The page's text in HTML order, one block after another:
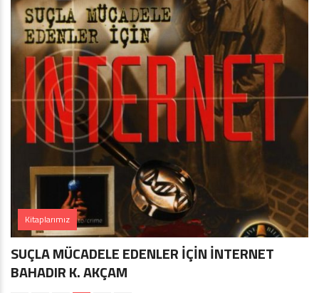
Kitaplarımız
SUÇLA MÜCADELE EDENLER İÇİN İNTERNET
BAHADIR K. AKÇAM